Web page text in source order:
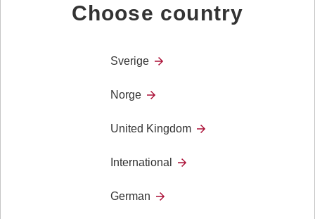
Choose country
Sverige
Norge
United Kingdom
International
German